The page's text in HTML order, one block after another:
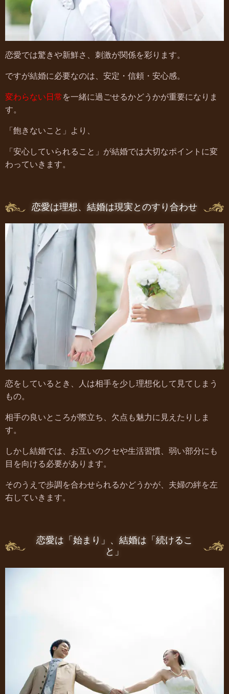
恋愛では驚きや新鮮さ、刺激が関係を彩ります。
ですが結婚に必要なのは、安定・信頼・安心感。
変わらない日常 を一緒に過ごせるかどうかが重要になりま
す。
「飽きないこと」より、
「安心していられること」が結婚では大切なポイントに変
わっていきます。
恋愛は理想、結婚は現実とのすり合わせ
恋をしているとき、人は相手を少し理想化して見てしまう
もの。
相手の良いところが際立ち、欠点も魅力に見えたりしま
す。
しかし結婚では、お互いのクセや生活習慣、弱い部分にも
目を向ける必要があります。
そのうえで歩調を合わせられるかどうかが、夫婦の絆を左
右していきます。
恋愛は「始まり」、結婚は「続けるこ
と」